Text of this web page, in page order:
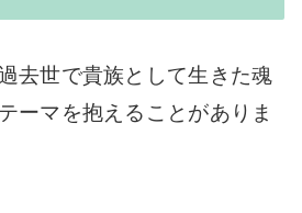
去世で貴族として生きた魂
ーマを抱えることがありま